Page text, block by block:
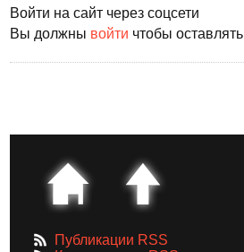
Войти на сайт через соцсети
Вы должны войти чтобы
Публикации RSS